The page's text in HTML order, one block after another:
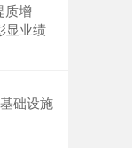
质增
显业绩
础设施